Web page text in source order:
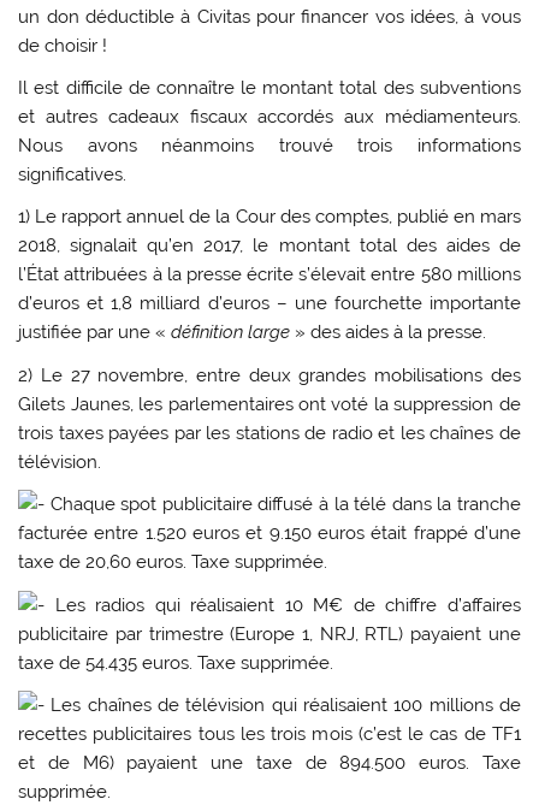
un don déductible à Civitas pour financer vos idées, à vous
de choisir !
Il est difficile de connaître le montant total des subventions
et autres cadeaux fiscaux accordés aux médiamenteurs.
Nous avons néanmoins trouvé trois informations
significatives.
1) Le rapport annuel de la Cour des comptes, publié en mars
2018, signalait qu’en 2017, le montant total des aides de
l’État attribuées à la presse écrite s’élevait entre 580 millions
d’euros et 1,8 milliard d’euros – une fourchette importante
justifiée par une «définition large » des aides à la presse.
2) Le 27 novembre, entre deux grandes mobilisations des
Gilets Jaunes, les parlementaires ont voté la suppression de
trois taxes payées par les stations de radio et les chaînes de
télévision.
Chaque spot publicitaire diffusé à la télé dans la tranche
facturée entre 1.520 euros et 9.150 euros était frappé d’une
taxe de 20,60 euros. Taxe supprimée.
Les radios qui réalisaient 10 M€ de chiffre d’affaires
publicitaire par trimestre (Europe 1, NRJ, RTL) payaient une
taxe de 54.435 euros. Taxe supprimée.
Les chaînes de télévision qui réalisaient 100 millions de
recettes publicitaires tous les trois mois (c’est le cas de TF1
et de M6) payaient une taxe de 894.500 euros. Taxe
supprimée.